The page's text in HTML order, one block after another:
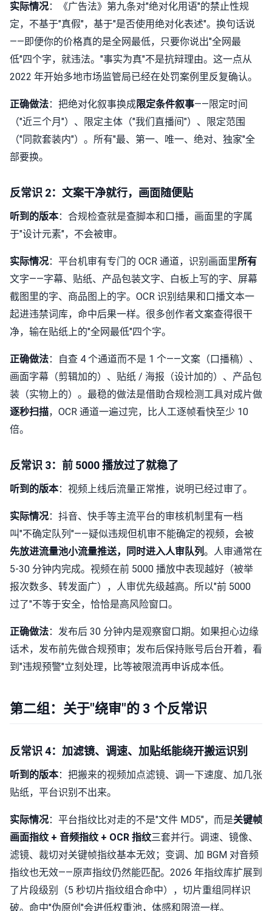
实际情况：《广告法》第九条对"绝对化用语"的禁止性规
定，不基于"真假"，基于"是否使用绝对化表述"。换句话说
——即便你的价格真的是全网最低，只要你说出"全网最
低"四个字，就违法。"事实为真"不是抗辩理由。这一点从
2022 年开始多地市场监管局已经在处罚案例里反复确认。
正确做法：把绝对化叙事换成限定条件叙事——限定时间
（"近三个月"）、限定主体（"我们直播间"）、限定范围
（"同款套装内"）。所有"最、第一、唯一、绝对、独家"全
部要换。
反常识 2：文案干净就行，画面随便贴
听到的版本：合规检查就是查脚本和口播，画面里的字属
于"设计元素"，不会被审。
实际情况：平台机审有专门的 OCR 通道，识别画面里所有
文字——字幕、贴纸、产品包装文字、白板上写的字、屏幕
截图里的字、商品图上的字。OCR 识别结果和口播文本一
起进违禁词库，命中后果一样。很多创作者文案查得很干
净，输在贴纸上的"全网最低"四个字。
正确做法：自查 4 个通道而不是 1 个——文案（口播稿）、
画面字幕（剪辑加的）、贴纸 / 海报（设计加的）、产品包
装（实物上的）。最稳的做法是借助合规检测工具对成片做
逐秒扫描，OCR 通道一遍过完，比人工逐帧看快至少 10
倍。
反常识 3：前 5000 播放过了就稳了
听到的版本：视频上线后流量正常推，说明已经过审了。
实际情况：抖音、快手等主流平台的审核机制里有一档
叫"不确定队列"——疑似违规但机审不能确定的视频，会被
先放进流量池小流量推送，同时进入人审队列。人审通常在
5-30 分钟内完成。视频在前 5000 播放中表现越好（被举
报次数多、转发面广），人审优先级越高。所以"前 5000
过了"不等于安全，恰恰是高风险窗口。
正确做法：发布后 30 分钟内是观察窗口期。如果担心边缘
话术，发布前先做合规预审；发布后保持账号后台开着，看
到"违规预警"立刻处理，比等被限流再申诉成本低。
第二组：关于"绕审"的 3 个反常识
反常识 4：加滤镜、调速、加贴纸能绕开搬运识别
听到的版本：把搬来的视频加点滤镜、调一下速度、加几张
贴纸，平台识别不出来。
实际情况：平台指纹比对走的不是"文件 MD5"，而是关键帧
画面指纹 + 音频指纹 + OCR 指纹三套并行。调速、镜像、
滤镜、裁切对关键帧指纹基本无效；变调、加 BGM 对音频
指纹也无效——原声指纹仍然能匹配。2026 年指纹库扩展到
了片段级别（5 秒切片指纹组合命中），切片重组同样识
破。命中"伪原创"会进低权重池，体感和限流一样。